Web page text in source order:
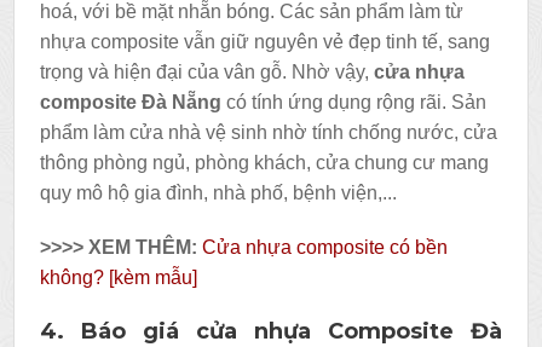
hoá, với bề mặt nhẵn bóng. Các sản phẩm làm từ
nhựa composite vẫn giữ nguyên vẻ đẹp tinh tế, sang
trọng và hiện đại của vân gỗ. Nhờ vậy, cửa nhựa
composite Đà Nẵng có tính ứng dụng rộng rãi. Sản
phẩm làm cửa nhà vệ sinh nhờ tính chống nước, cửa
thông phòng ngủ, phòng khách, cửa chung cư mang
quy mô hộ gia đình, nhà phố, bệnh viện,...
>>>> XEM THÊM:Cửa nhựa composite có bền
không? [kèm mẫu]
4. Báo giá cửa nhựa Composite Đà